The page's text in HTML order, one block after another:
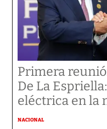
Primera
De La
eléctrica en la
NACIONAL